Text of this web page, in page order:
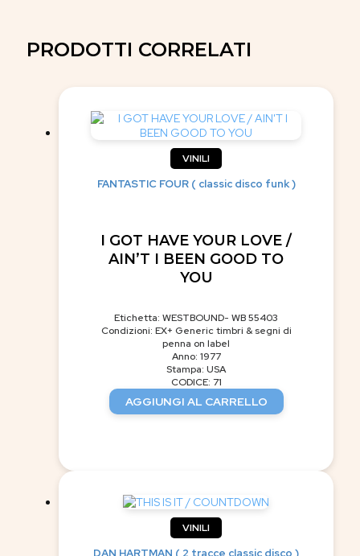
PRODOTTI CORRELATI
VINILI
FANTASTIC FOUR ( classic disco funk )
I GOT HAVE YOUR LOVE /
AIN’T I BEEN GOOD TO
YOU
Etichetta: WESTBOUND- WB 55403
Condizioni: EX+ Generic timbri & segni di
penna on label
Anno: 1977
Stampa: USA
CODICE: 71
AGGIUNGI AL CARRELLO
VINILI
DAN HARTMAN ( 2 tracce classic disco )